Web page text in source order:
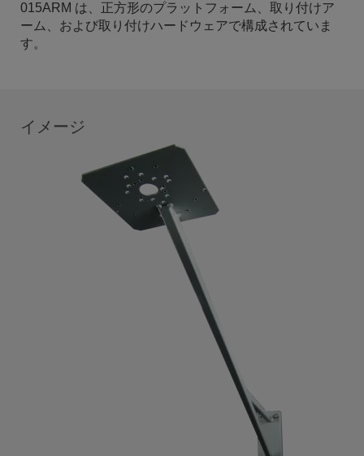
015ARM は、正方形のプラットフォーム、取り付けア
ーム、および取り付けハードウェアで構成されていま
す。
イメージ